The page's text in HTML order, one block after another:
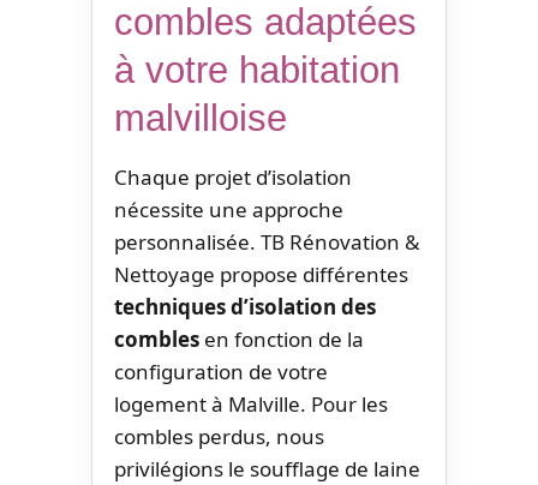
combles adaptées
à votre habitation
malvilloise
Chaque projet d’isolation
nécessite une approche
personnalisée. TB Rénovation &
Nettoyage propose différentes
techniques d’isolation des
combles en fonction de la
configuration de votre
logement à Malville. Pour les
combles perdus, nous
privilégions le soufflage de laine